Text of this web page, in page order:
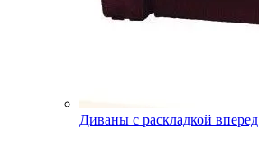
Диваны с раскладкой вперед